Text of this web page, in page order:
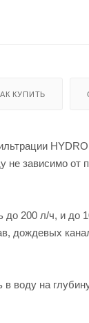
КУПИТЬ
не зависимо от
до 200 л/ч, и до
дождевых
в воду на